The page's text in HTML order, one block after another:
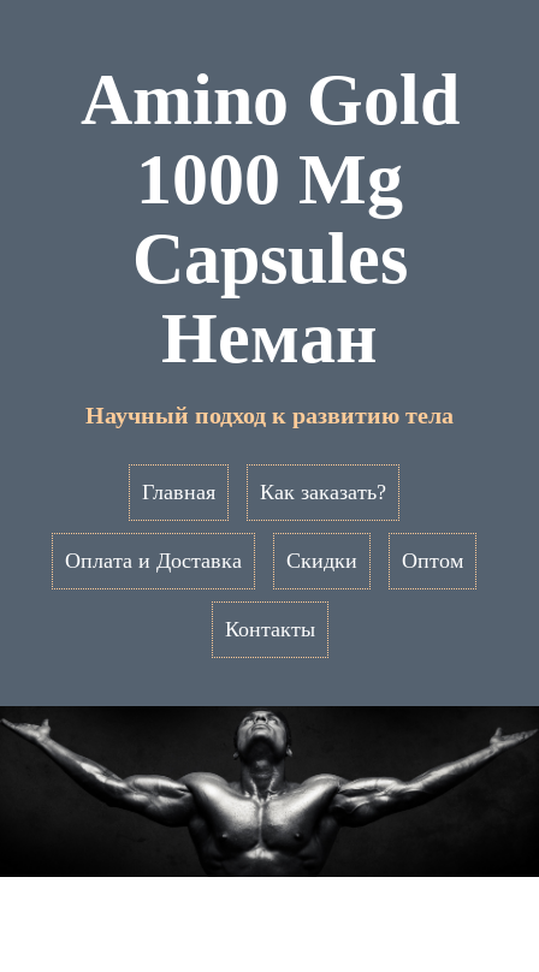
Amino Gold
1000 Mg
Capsules
Неман
Научный подход к развитию тела
Главная Как заказать?
Оплата и Доставка Скидки Оптом
Контакты